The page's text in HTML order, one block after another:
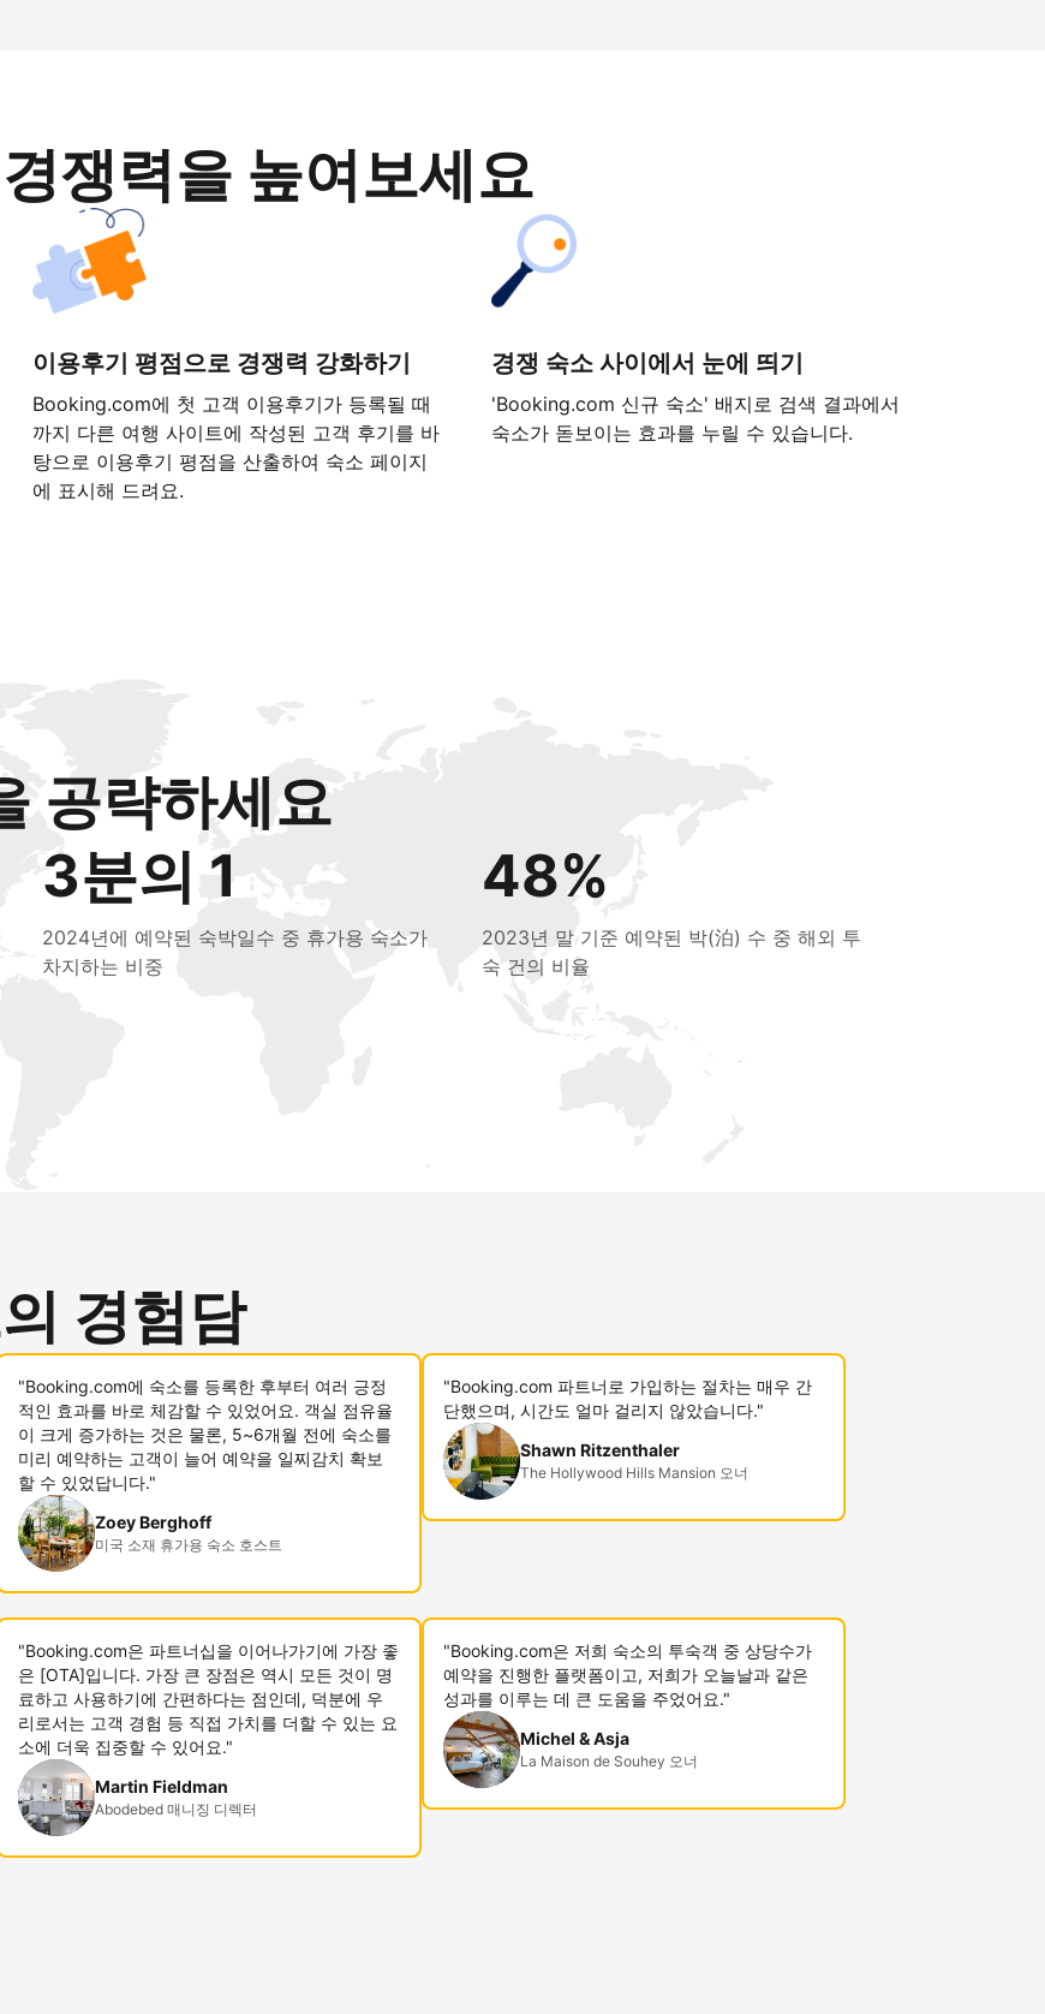
쟁력을 높여보세요
이용후기 평점으로 경쟁력 강화하기
Booking.com에 첫 고객 이용후기가 등록될 때
까지 다른 여행 사이트에 작성된 고객 후기를 바
탕으로 이용후기 평점을 산출하여 숙소 페이지
에 표시해 드려요.
경쟁 숙소 사이에서 눈에 띄기
'Booking.com 신규 숙소' 배지로 검색 결과에서
숙소가 돋보이는 효과를 누릴 수 있습니다.
공략하세요
3분의 1
2024년에 예약된 숙박일수 중 휴가용 숙소가
차지하는 비중
48%
2023년 말 기준 예약된 박(泊) 수 중 해외 투
숙 건의 비율
경험담
"Booking.com에 숙소를 등록한 후부터 여러 긍정
적인 효과를 바로 체감할 수 있었어요. 객실 점유율
이 크게 증가하는 것은 물론, 5~6개월 전에 숙소를
미리 예약하는 고객이 늘어 예약을 일찌감치 확보
할 수 있었답니다."
Zoey Berghoff
미국 소재 휴가용 숙소 호스트
"Booking.com 파트너로 가입하는 절차는 매우 간
단했으며, 시간도 얼마 걸리지 않았습니다."
Shawn Ritzenthaler
The Hollywood Hills Mansion 오너
"Booking.com은 파트너십을 이어나가기에 가장 좋
은 [OTA]입니다. 가장 큰 장점은 역시 모든 것이 명
료하고 사용하기에 간편하다는 점인데, 덕분에 우
리로서는 고객 경험 등 직접 가치를 더할 수 있는 요
소에 더욱 집중할 수 있어요."
Martin Fieldman
Abodebed 매니징 디렉터
"Booking.com은 저희 숙소의 투숙객 중 상당수가
예약을 진행한 플랫폼이고, 저희가 오늘날과 같은
성과를 이루는 데 큰 도움을 주었어요."
Michel & Asja
La Maison de Souhey 오너